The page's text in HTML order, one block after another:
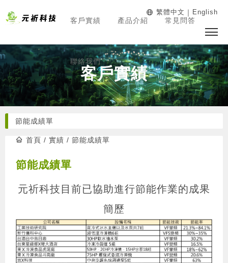
客戶實績 產品介紹 常見問答
聯絡我們
繁體中文 ｜ English
客戶實績
節能成績單
首頁 / 實績 / 節能成績單
節能成績單
元祈科技目前已協助進行節能作業的成果
簡歷